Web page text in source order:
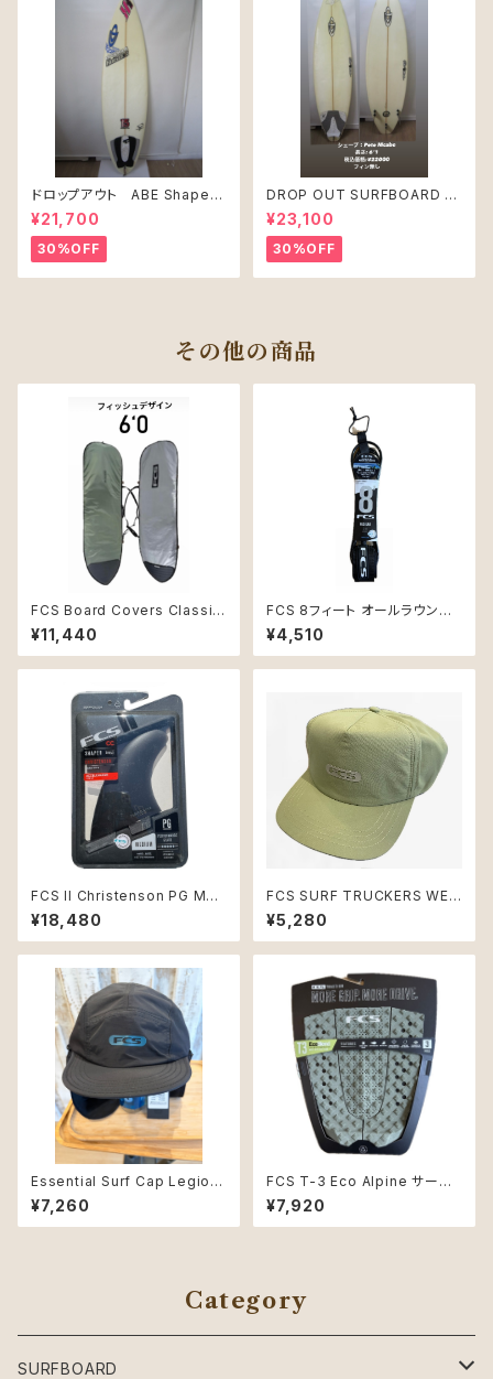
ドロップアウト ABE Shape
PRO JUNIR MODEL モデル
¥21,700
30%OFF
DROP OUT SURFBOARD シ
ェープ：Pete Mcabe USED
¥23,100
30%OFF
その他の商品
FCS Board Covers Classic
Cover Fish 6'0" Alpine
¥11,440
FCS 8フィート オールラウンド
クラシック リーシュコード ブラッ
ク新品
¥4,510
FCS II Christenson PG Med
ium Black Tri Retail Fins
¥18,480
FCS SURF TRUCKERS WET
CAP Eucalyptus
¥5,280
Essential Surf Cap Legion
naire Hat Lサイズ
¥7,260
FCS T-3 Eco Alpine サーフィ
ン デッキパッド 3ピース
¥7,920
Category
SURFBOARD